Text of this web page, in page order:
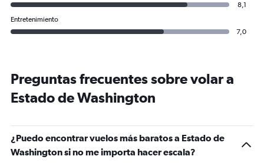
8,1
Entretenimiento
7,0
Preguntas frecuentes sobre volar a
Estado de Washington
¿Puedo encontrar vuelos más baratos a Estado de
Washington si no me importa hacer escala?